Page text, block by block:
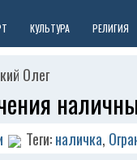
КУЛЬТУРА РЕЛИГИЯ
Олег
Теги:наличка,